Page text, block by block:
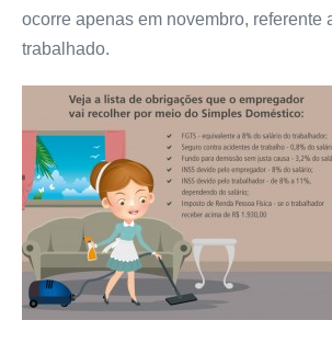
ocorre apenas em novembro, referente
trabalhado.